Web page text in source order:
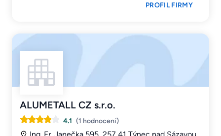
PROFIL FIRMY
ALUMETALL CZ s.r.o.
4.1 (1 hodnocení)